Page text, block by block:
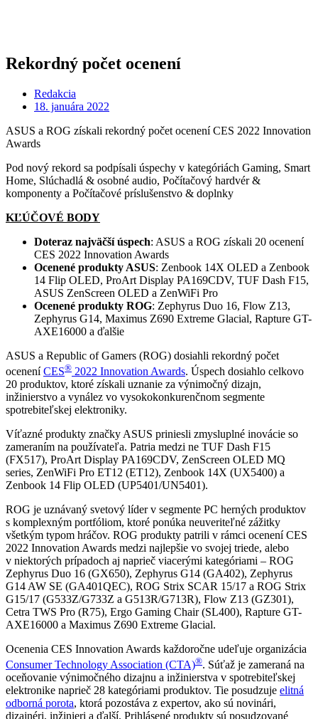
Rekordný počet ocenení
Redakcia
18. januára 2022
ASUS a ROG získali rekordný počet ocenení CES 2022 Innovation
Awards
Pod nový rekord sa podpísali úspechy v kategóriách Gaming, Smart
Home, Slúchadlá & osobné audio, Počítačový hardvér &
komponenty a Počítačové príslušenstvo & doplnky
KĽÚČOVÉ BODY
Doteraz najväčší úspech: ASUS a ROG získali 20 ocenení
CES 2022 Innovation Awards
Ocenené produkty ASUS: Zenbook 14X OLED a Zenbook
14 Flip OLED, ProArt Display PA169CDV, TUF Dash F15,
ASUS ZenScreen OLED a ZenWiFi Pro
Ocenené produkty ROG: Zephyrus Duo 16, Flow Z13,
Zephyrus G14, Maximus Z690 Extreme Glacial, Rapture GT-
AXE16000 a ďalšie
ASUS a Republic of Gamers (ROG) dosiahli rekordný počet
oceneníCES® 2022 Innovation Awards. Úspech dosiahlo celkovo
20 produktov, ktoré získali uznanie za výnimočný dizajn,
inžinierstvo a vynález vo vysokokonkurenčnom segmente
spotrebiteľskej elektroniky.
Víťazné produkty značky ASUS priniesli zmysluplné inovácie so
zameraním na používateľa. Patria medzi ne TUF Dash F15
(FX517), ProArt Display PA169CDV, ZenScreen OLED MQ
series, ZenWiFi Pro ET12 (ET12), Zenbook 14X (UX5400) a
Zenbook 14 Flip OLED (UP5401/UN5401).
ROG je uznávaný svetový líder v segmente PC herných produktov
s komplexným portfóliom, ktoré ponúka neuveriteľné zážitky
všetkým typom hráčov. ROG produkty patrili v rámci ocenení CES
2022 Innovation Awards medzi najlepšie vo svojej triede, alebo
v niektorých prípadoch aj naprieč viacerými kategóriami – ROG
Zephyrus Duo 16 (GX650), Zephyrus G14 (GA402), Zephyrus
G14 AW SE (GA401QEC), ROG Strix SCAR 15/17 a ROG Strix
G15/17 (G533Z/G733Z a G513R/G713R), Flow Z13 (GZ301),
Cetra TWS Pro (R75), Ergo Gaming Chair (SL400), Rapture GT-
AXE16000 a Maximus Z690 Extreme Glacial.
Ocenenia CES Innovation Awards každoročne udeľuje organizácia
Consumer Technology Association (CTA)®. Súťaž je zameraná na
oceňovanie výnimočného dizajnu a inžinierstva v spotrebiteľskej
elektronike naprieč 28 kategóriami produktov. Tie posudzuje elitná
odborná porota, ktorá pozostáva z expertov, ako sú novinári,
dizajnéri, inžinieri a ďalší. Prihlásené produkty sú posudzované